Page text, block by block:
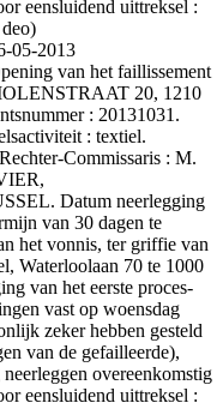
eensluidend uittreksel :
05-2013
van het faillissement
20, 1210
: 20131031.
: textiel.
Commissaris : M.
Datum neerlegging
van 30 dagen te
het vonnis, ter griffie van
Waterloolaan 70 te 1000
van het eerste proces-
vast op woensdag
zeker hebben gesteld
van de gefailleerde),
overeenkomstig
eensluidend uittreksel :